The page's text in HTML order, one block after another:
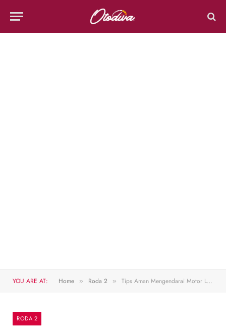
YOU ARE AT: Home » Roda 2 » Tips Aman Mengendarai Motor Listrik Saat Banjir Melanda
RODA 2